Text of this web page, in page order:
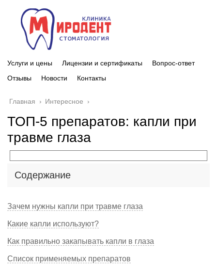
Услуги и цены Лицензии и сертификаты
Вопрос-ответ
Отзывы
Новости Контакты
Главная › Интересное ›
ТОП-5 препаратов: капли при
травме глаза
Содержание
Зачем нужны капли при травме глаза
Какие капли используют?
Как правильно закапывать капли в глаза
Список применяемых препаратов